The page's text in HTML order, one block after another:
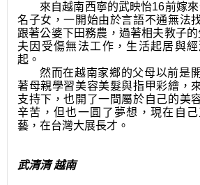
來自越南西寧的武映怡16前嫁
名子女，一開始由於言語不通無法
跟著公婆下田務農，過著相夫教子
夫因受傷無法工作，生活起居與
起。
然而在越南家鄉的父母以前是
著母親學習美容美髮與指甲彩繪，
支持下，也開了一間屬於自己的美
辛苦，但也一圓了夢想，現在自
藝，在台灣大展長才。
武清清 越南